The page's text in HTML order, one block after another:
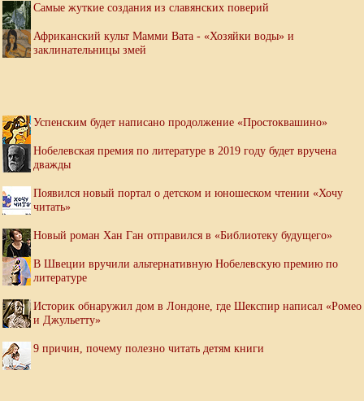
Самые жуткие создания из славянских поверий
Африканский культ Мамми Вата - «Хозяйки воды» и
заклинательницы змей
Успенским будет написано продолжение «Простоквашино»
Нобелевская премия по литературе в 2019 году будет вручена
дважды
Появился новый портал о детском и юношеском чтении «Хочу
читать»
Новый роман Хан Ган отправился в «Библиотеку будущего»
В Швеции вручили альтернативную Нобелевскую премию по
литературе
Историк обнаружил дом в Лондоне, где Шекспир написал «Ромео
и Джульетту»
9 причин, почему полезно читать детям книги